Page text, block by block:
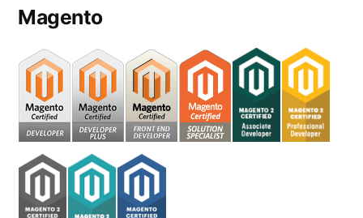
Magento